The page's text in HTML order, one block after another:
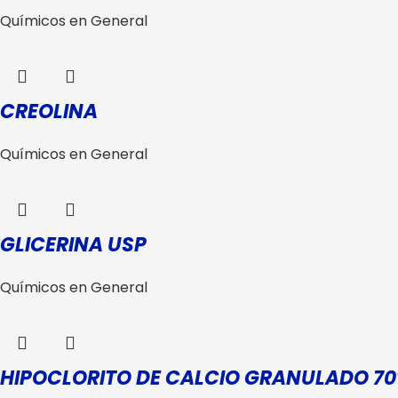
Químicos en General
CREOLINA
Químicos en General
GLICERINA USP
Químicos en General
HIPOCLORITO DE CALCIO GRANULADO